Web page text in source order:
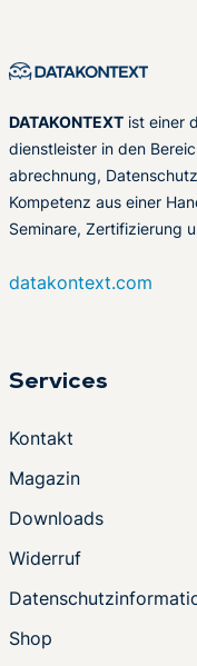
DATAKONTEXT ist einer
dienstleister in den
abrechnung,
Kompetenz aus einer
Seminare, Zertifizierung
datakontext.com
Services
Kontakt
Magazin
Downloads
Widerruf
Shop